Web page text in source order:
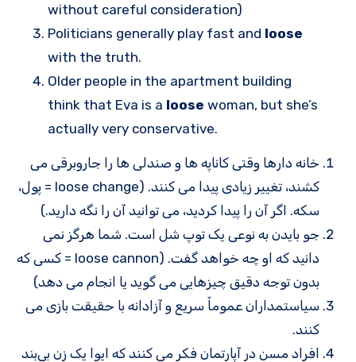
without careful consideration)
Politicians generally play fast and loose
with the truth.
Older people in the apartment building
think that Eva is a loose woman, but she’s
actually very conservative.
خانه دارها وقتی کاناپه ها و صندلی ها را جاروبرقی می
کشند، تغییر زیادی پیدا می کنند. (loose change = پول،
سکه. اگر آن را پیدا کردید، می توانید آن را نگه دارید.)
جو بایدن به نوعی یک توپ شل است. شما هرگز نمی
دانید که او چه خواهد گفت. (loose cannon = کسی که
بدون توجه دقیق چیزهایی می گوید یا انجام می دهد)
سیاستمداران عموماً سریع و آزادانه با حقیقت بازی می
کنند.
افراد مسن در آپارتمان فکر می کنند که ایوا یک زن بی‌بند